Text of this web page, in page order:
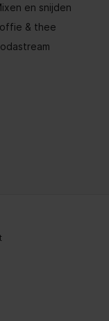
en snijden
& thee